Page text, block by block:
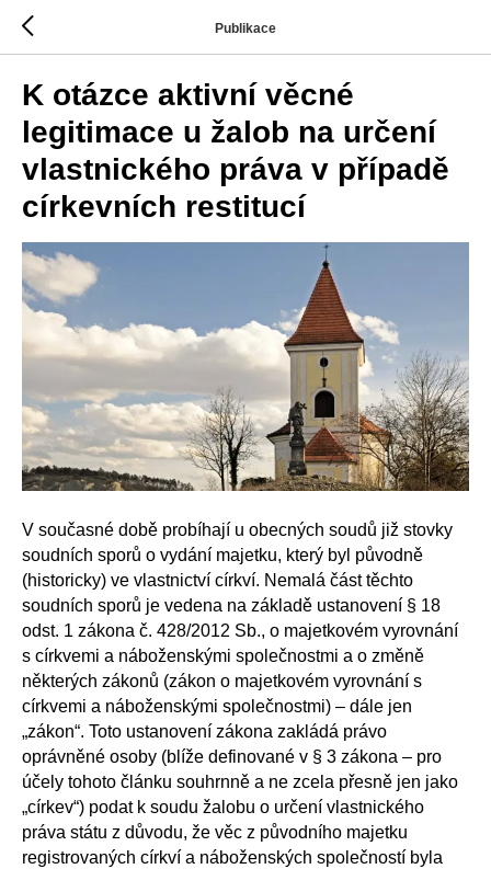
Publikace
K otázce aktivní věcné
legitimace u žalob na určení
vlastnického práva v případě
církevních restitucí
V současné době probíhají u obecných soudů již stovky
soudních sporů o vydání majetku, který byl původně
(historicky) ve vlastnictví církví. Nemalá část těchto
soudních sporů je vedena na základě ustanovení § 18
odst. 1 zákona č. 428/2012 Sb., o majetkovém vyrovnání
s církvemi a náboženskými společnostmi a o změně
některých zákonů (zákon o majetkovém vyrovnání s
církvemi a náboženskými společnostmi) – dále jen
„zákon“. Toto ustanovení zákona zakládá právo
oprávněné osoby (blíže definované v § 3 zákona – pro
účely tohoto článku souhrnně a ne zcela přesně jen jako
„církev“) podat k soudu žalobu o určení vlastnického
práva státu z důvodu, že věc z původního majetku
registrovaných církví a náboženských společností byla